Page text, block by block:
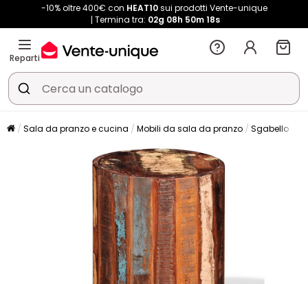
-10% oltre 400€ con HEAT10sui prodotti Vente-unique
Termina tra: 02g 08h 50m 17s
Reparti
Sala da pranzo e cucina Mobili da sala da pranzo Sgabello